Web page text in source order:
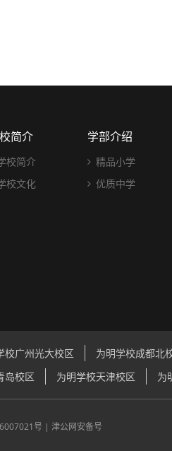
简介
校简介
校文化
学部介绍
精品小学
优质中学
校广州光大校区 为明学校成都北
岛校区 为明学校天津校区 为
号 | 津公网安备号